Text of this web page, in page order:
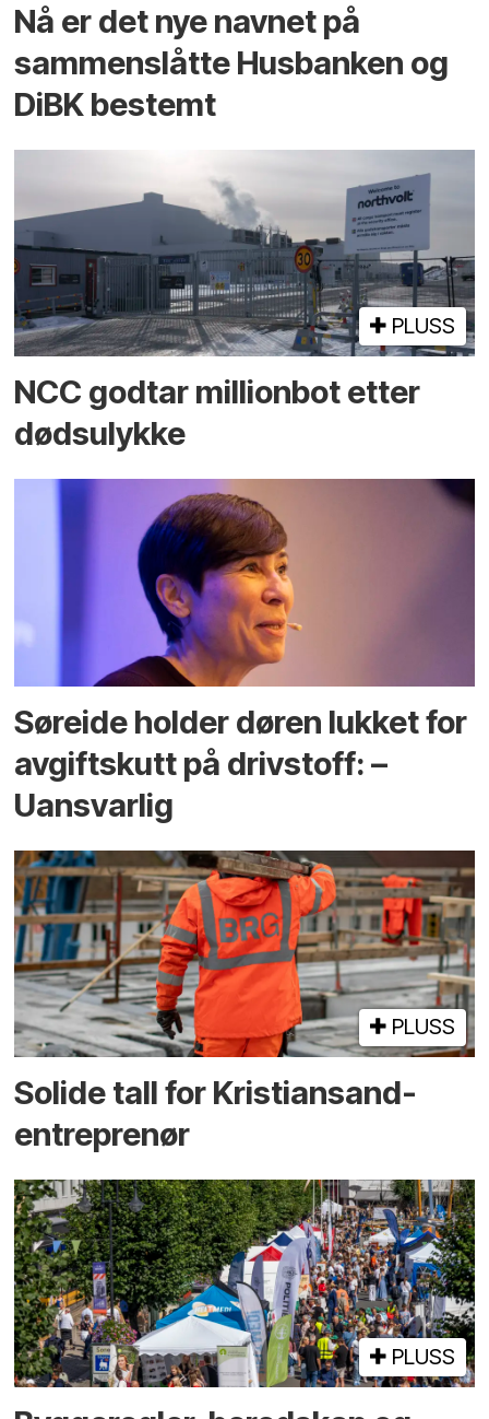
Nå er det nye navnet på
sammenslåtte Husbanken og
DiBK bestemt
PLUSS
NCC godtar millionbot etter
dødsulykke
Søreide holder døren lukket for
avgiftskutt på drivstoff: –
Uansvarlig
PLUSS
Solide tall for Kristiansand-
entreprenør
PLUSS